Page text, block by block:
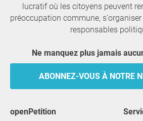
lucratif où les citoyens peuvent
préoccupation commune,
responsables
Ne manquez plus jamais
ABONNEZ-VOUS À NOTRE
openPetition